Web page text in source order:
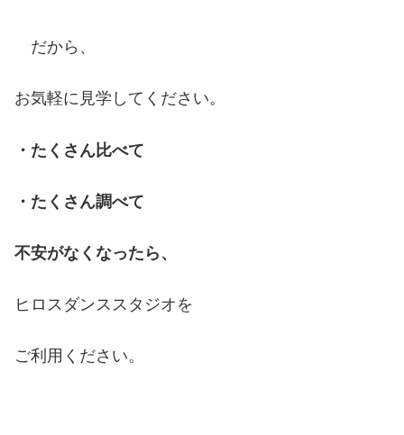
だから、
お気軽に見学してください。
・たくさん比べて
・たくさん調べて
不安がなくなったら、
ヒロスダンススタジオを
ご利用ください。